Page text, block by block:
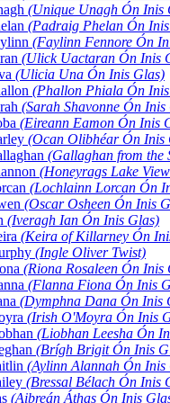
(Unique Unagh Ón Inis
(Padraig Phelan Ón
(Faylinn Fennore Ón
(Ulick Uactaran Ón Inis
(Ulicia Una Ón Inis Glas)
(Phallon Phiala Ón
(Sarah Shavonne Ón Inis
(Eireann Eamon Ón Inis
(Ocan Olibhéar Ón Inis
(Gallaghan from the
(Honeyrags Lake
(Lochlainn Lorcan Ón
(Oscar Osheen Ón Inis
(Iveragh Ian Ón Inis Glas)
(Keira of Killarney Ón
(Ingle Oliver Twist)
(Riona Rosaleen Ón Inis
(Flanna Fiona Ón Inis
(Dymphna Dana Ón Inis
(Irish O'Moyra Ón Inis
(Liobhan Leesha Ón
(Brígh Brigit Ón Inis
(Aylinn Alannah Ón Inis
(Bressal Bélach Ón Inis
(Aibreán Áthas Ón Inis